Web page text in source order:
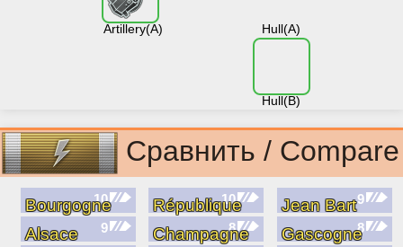
Artillery(A) Hull(A)
Hull(B)
Сравнить / Compare
10
Bourgogne 10
République 9
Jean Bart
9
Alsace 8
Champagne 8
Gascogne